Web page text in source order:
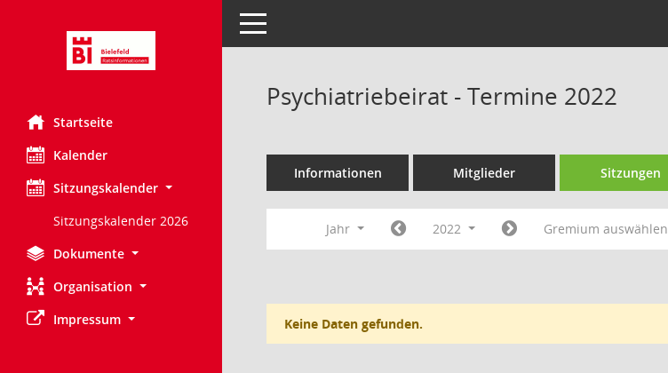
Startseite
Kalender
Sitzungskalender
Sitzungskalender 2026
Dokumente
Organisation
Impressum
Toggle navigation
Psychiatriebeirat - Termine 2022
Informationen Mitglieder Sitzungen
Jahr 2022 Gremium auswählen
Keine Daten gefunden.